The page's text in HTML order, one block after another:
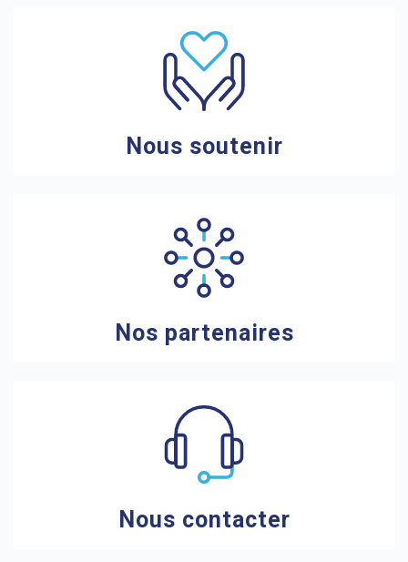
Nous soutenir
Nos partenaires
Nous contacter